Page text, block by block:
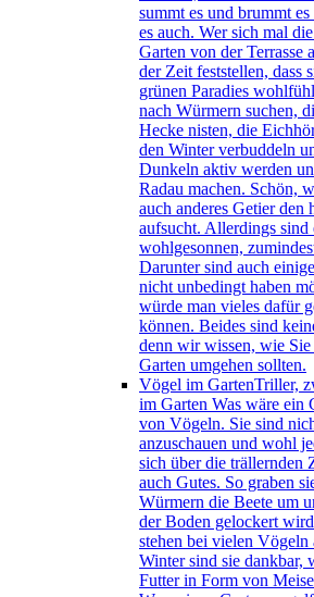
summt es und brummt
es auch. Wer sich mal
Garten von der Terrasse
der Zeit feststellen, dass
grünen Paradies
nach Würmern suchen,
Hecke nisten, die
den Winter verbuddeln
Dunkeln aktiv werden
Radau machen. Schön,
auch anderes Getier den
aufsucht. Allerdings sind
wohlgesonnen,
Darunter sind auch
nicht unbedingt haben
würde man vieles dafür
können. Beides sind
denn wir wissen, wie
Garten umgehen sollten.
Vögel im GartenTriller,
im Garten Was wäre ein
von Vögeln. Sie sind
anzuschauen und wohl
sich über die trällernden
auch Gutes. So graben
Würmern die Beete um
der Boden gelockert
stehen bei vielen Vögeln
Winter sind sie dankbar,
Futter in Form von